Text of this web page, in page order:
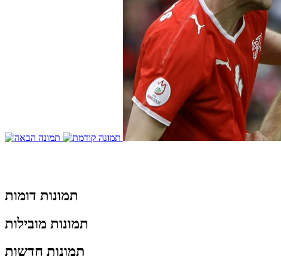
תמונות דומות
תמונות מובילות
תמונות חדשות